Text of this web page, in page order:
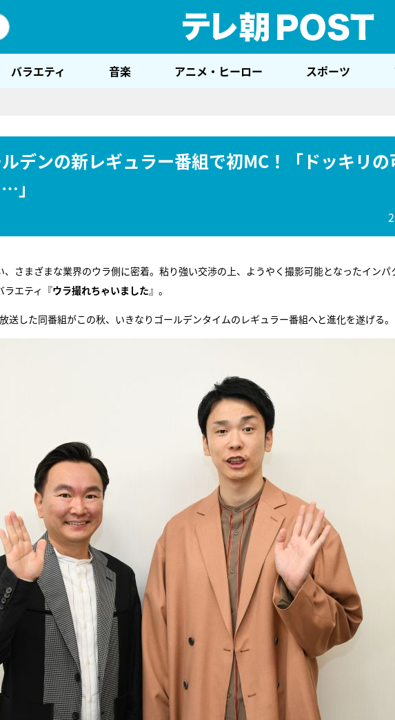
バラエティ 音楽 アニメ・ヒーロー スポーツ
デンの新レギュラー番組で初MC！「ドッキリの
」
さまざまな業界のウラ側に密着。粘り強い交渉の上、ようやく撮影可能となったインパ
ラエティ『ウラ撮れちゃいました』。
送した同番組がこの秋、いきなりゴールデンタイムのレギュラー番組へと進化を遂げる。
『アイ＝ラブ！